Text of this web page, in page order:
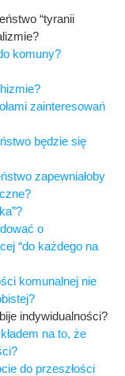
“tyranii
komuny?
zainteresowań
będzie się
zapewniałoby
o
“do każdego na
komunalnej nie
indywidualności?
na to, że
do przeszłości